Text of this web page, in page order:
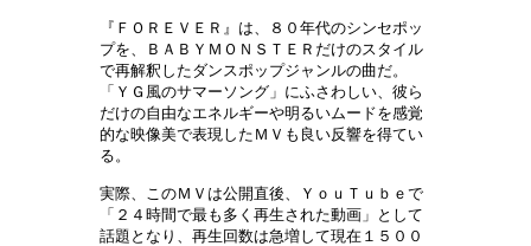
『ＦＯＲＥＶＥＲ』は、８０年代のシンセポッ
プを、ＢＡＢＹＭＯＮＳＴＥＲだけのスタイル
で再解釈したダンスポップジャンルの曲だ。
「ＹＧ風のサマーソング」にふさわしい、彼ら
だけの自由なエネルギーや明るいムードを感覚
的な映像美で表現したＭＶも良い反響を得てい
る。
実際、このＭＶは公開直後、ＹｏｕＴｕｂｅで
「２４時間で最も多く再生された動画」として
話題となり、再生回数は急増して現在１５００